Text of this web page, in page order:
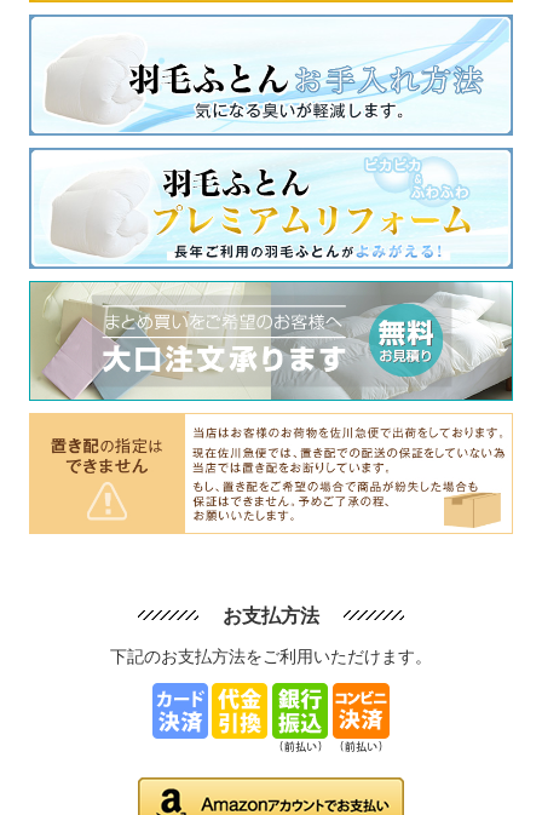
お支払方法
下記のお支払方法をご利用いただけます。